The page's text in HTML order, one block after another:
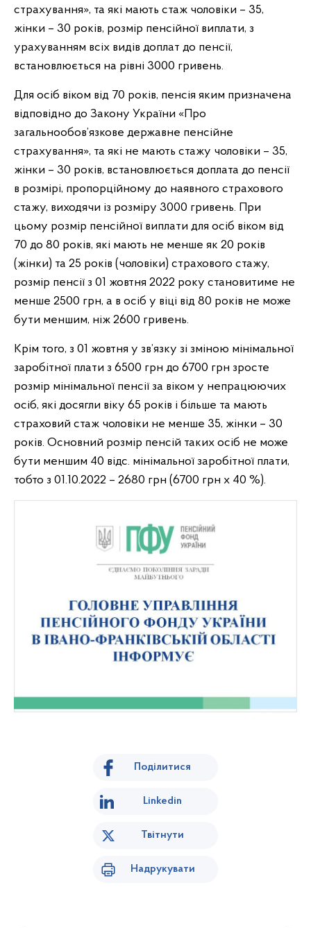
страхування», та які мають стаж чоловіки – 35,
жінки – 30 років, розмір пенсійної виплати, з
урахуванням всіх видів доплат до пенсії,
встановлюється на рівні 3000 гривень.
Для осіб віком від 70 років, пенсія яким призначена
відповідно до Закону України «Про
загальнообов’язкове державне пенсійне
страхування», та які не мають стажу чоловіки – 35,
жінки – 30 років, встановлюється доплата до пенсії
в розмірі, пропорційному до наявного страхового
стажу, виходячи із розміру 3000 гривень. При
цьому розмір пенсійної виплати для осіб віком від
70 до 80 років, які мають не менше як 20 років
(жінки) та 25 років (чоловіки) страхового стажу,
розмір пенсії з 01 жовтня 2022 року становитиме не
менше 2500 грн, а в осіб у віці від 80 років не може
бути меншим, ніж 2600 гривень.
Крім того, з 01 жовтня у зв’язку зі зміною мінімальної
заробітної плати з 6500 грн до 6700 грн зросте
розмір мінімальної пенсії за віком у непрацюючих
осіб, які досягли віку 65 років і більше та мають
страховий стаж чоловіки не менше 35, жінки – 30
років. Основний розмір пенсій таких осіб не може
бути меншим 40 відс. мінімальної заробітної плати,
тобто з 01.10.2022 – 2680 грн (6700 грн х 40 %).
Поділитися
Linkedin
Твітнути
Надрукувати